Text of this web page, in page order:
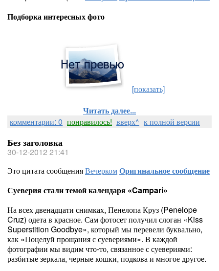
Подборка интересных фото
[показать]
Читать далее...
комментарии: 0 понравилось! вверх^ к полной версии
Без заголовка
30-12-2012 21:41
Это цитата сообщенияВечеркомОригинальное сообщение
Суеверия стали темой календаря «Campari»
На всех двенадцати снимках, Пенелопа Круз (Penelope
Cruz) одета в красное. Сам фотосет получил слоган «Kiss
Superstition Goodbye», который мы перевели буквально,
как «Поцелуй прощания с суевериями». В каждой
фотографии мы видим что-то, связанное с суевериями:
разбитые зеркала, черные кошки, подкова и многое другое.